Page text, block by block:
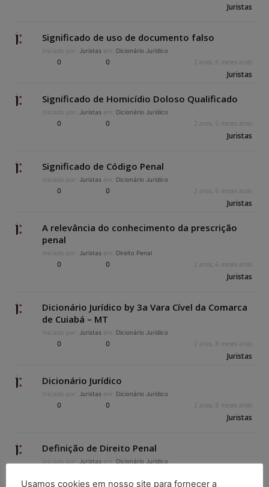
Juristas
Significado de uso de documento falso
Iniciado por: Juristas em: Dicionário Jurídico
0 0 2 anos, 6 meses atrás
Juristas
Significado de Homicídio Doloso Qualificado
Iniciado por: Juristas em: Dicionário Jurídico
0 0 2 anos, 6 meses atrás
Juristas
Significado de Código Penal
Iniciado por: Juristas em: Dicionário Jurídico
0 0 2 anos, 6 meses atrás
Juristas
A relevância do conhecimento da prescrição
penal
Iniciado por: Juristas em: Direito Penal
0 0 2 anos, 6 meses atrás
Juristas
Dicionário Jurídico by 3a Vara Cível da Comarca
de Cuiabá – MT
Iniciado por: Juristas em: Dicionário Jurídico
0 0 2 anos, 8 meses atrás
Juristas
Dicionário Jurídico
Iniciado por: Juristas em: Dicionário Jurídico
0 0 2 anos, 8 meses atrás
Juristas
Definição de Direito Penal
Iniciado por: Juristas em: Dicionário Jurídico
Usamos cookies em nosso site para fornecer a